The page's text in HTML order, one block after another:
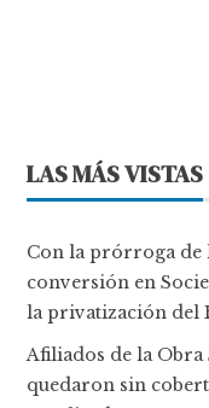
LAS MÁS VISTAS
Con la prórroga de
conversión en
la privatización del
Afiliados de la Obra
quedaron sin